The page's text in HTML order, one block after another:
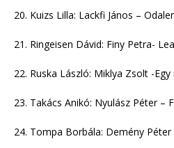
20. Kuizs Lilla: Lackfi János –
21. Ringeisen Dávid: Finy Petra-
22. Ruska László: Miklya Zsolt -
23. Takács Anikó: Nyulász Péter –
24. Tompa Borbála: Demény